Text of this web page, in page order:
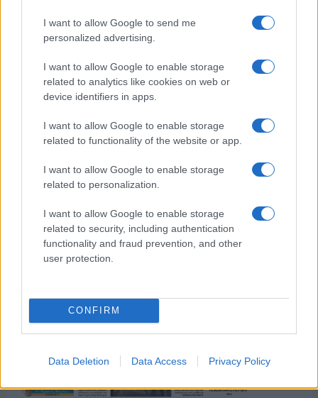
I want to allow Google to send me
personalized advertising.
I want to allow Google to enable storage
related to analytics like cookies on web or
device identifiers in apps.
I want to allow Google to enable storage
related to functionality of the website or app.
I want to allow Google to enable storage
related to personalization.
I want to allow Google to enable storage
related to security, including authentication
functionality and fraud prevention, and other
user protection.
CONFIRM
Data Deletion Data Access Privacy Policy
ΤΟ ΠΑΡΟΝ ΤΗΣ ΚΥΡΙΑΚΗΣ